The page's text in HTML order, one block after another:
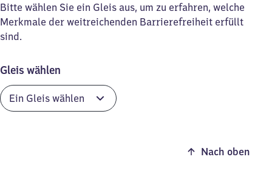
Bitte wählen Sie ein Gleis aus, um zu erfahren, welche
Merkmale der weitreichenden Barrierefreiheit erfüllt
sind.
Gleis wählen
Nach oben